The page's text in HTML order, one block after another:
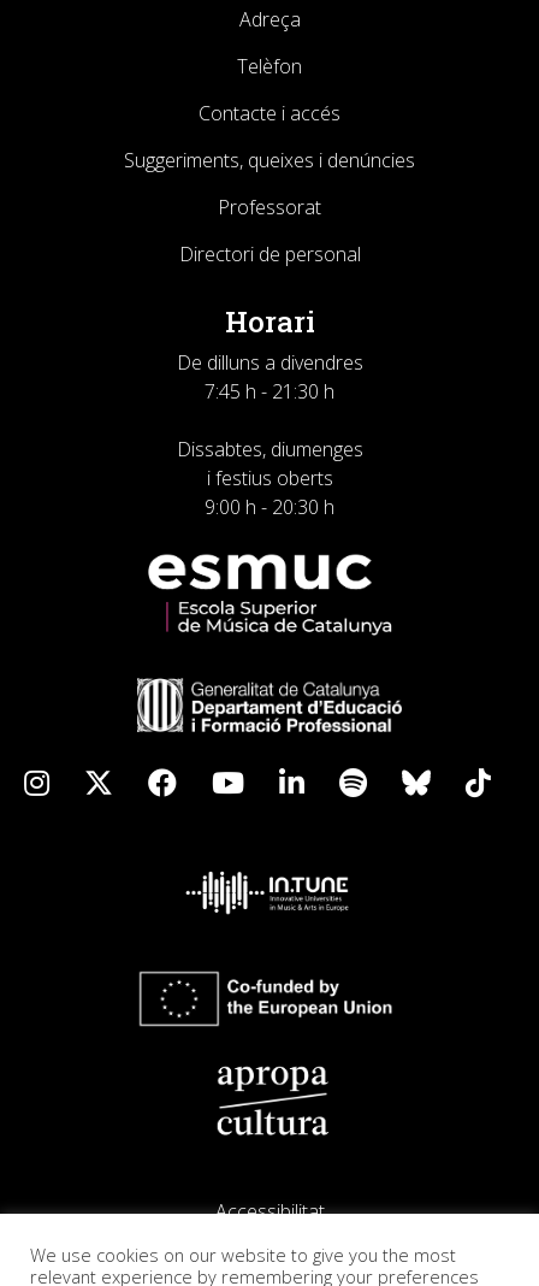
Adreça
Telèfon
Contacte i accés
Suggeriments, queixes i denúncies
Professorat
Directori de personal
Horari
De dilluns a divendres
7:45 h - 21:30 h
Dissabtes, diumenges
i festius oberts
9:00 h - 20:30 h
Accessibilitat
Avís legal
We use cookies on our website to give you the most
relevant experience by remembering your preferences